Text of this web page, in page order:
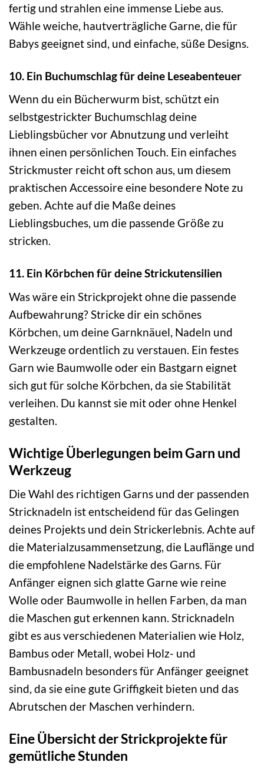
fertig und strahlen eine immense Liebe aus.
Wähle weiche, hautverträgliche Garne, die für
Babys geeignet sind, und einfache, süße Designs.
10. Ein Buchumschlag für deine Leseabenteuer
Wenn du ein Bücherwurm bist, schützt ein
selbstgestrickter Buchumschlag deine
Lieblingsbücher vor Abnutzung und verleiht
ihnen einen persönlichen Touch. Ein einfaches
Strickmuster reicht oft schon aus, um diesem
praktischen Accessoire eine besondere Note zu
geben. Achte auf die Maße deines
Lieblingsbuches, um die passende Größe zu
stricken.
11. Ein Körbchen für deine Strickutensilien
Was wäre ein Strickprojekt ohne die passende
Aufbewahrung? Stricke dir ein schönes
Körbchen, um deine Garnknäuel, Nadeln und
Werkzeuge ordentlich zu verstauen. Ein festes
Garn wie Baumwolle oder ein Bastgarn eignet
sich gut für solche Körbchen, da sie Stabilität
verleihen. Du kannst sie mit oder ohne Henkel
gestalten.
Wichtige Überlegungen beim Garn und
Werkzeug
Die Wahl des richtigen Garns und der passenden
Stricknadeln ist entscheidend für das Gelingen
deines Projekts und dein Strickerlebnis. Achte auf
die Materialzusammensetzung, die Lauflänge und
die empfohlene Nadelstärke des Garns. Für
Anfänger eignen sich glatte Garne wie reine
Wolle oder Baumwolle in hellen Farben, da man
die Maschen gut erkennen kann. Stricknadeln
gibt es aus verschiedenen Materialien wie Holz,
Bambus oder Metall, wobei Holz- und
Bambusnadeln besonders für Anfänger geeignet
sind, da sie eine gute Griffigkeit bieten und das
Abrutschen der Maschen verhindern.
Eine Übersicht der Strickprojekte für
gemütliche Stunden